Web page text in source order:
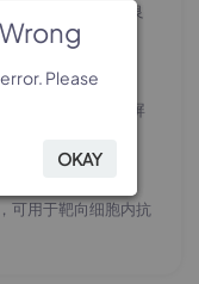
高配对成功率与良
，可用于穿透血脑屏
可用于靶向细胞内抗
Please
OKAY
Please
OKAY
Please
OKAY
Please
OKAY